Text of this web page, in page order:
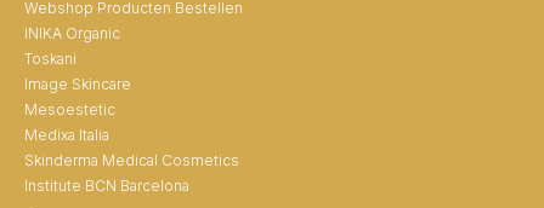
Webshop Producten Bestellen
INIKA Organic
Toskani
Image Skincare
Mesoestetic
Medixa Italia
Skinderma Medical Cosmetics
Institute BCN Barcelona